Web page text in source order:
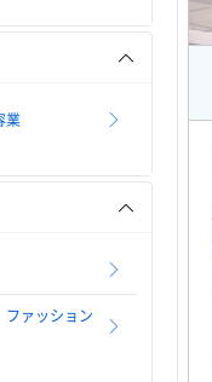
業
ファッション